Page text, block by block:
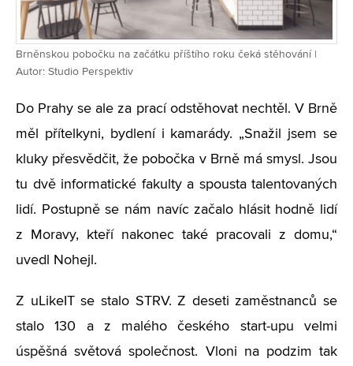
Brněnskou pobočku na začátku příštího roku čeká stěhování |
Autor: Studio Perspektiv
Do Prahy se ale za prací odstěhovat nechtěl. V Brně
měl přítelkyni, bydlení i kamarády. „Snažil jsem se
kluky přesvědčit, že pobočka v Brně má smysl. Jsou
tu dvě informatické fakulty a spousta talentovaných
lidí. Postupně se nám navíc začalo hlásit hodně lidí
z Moravy, kteří nakonec také pracovali z domu,“
uvedl Nohejl.
Z uLikeIT se stalo STRV. Z deseti zaměstnanců se
stalo 130 a z malého českého start-upu velmi
úspěšná světová společnost. Vloni na podzim tak